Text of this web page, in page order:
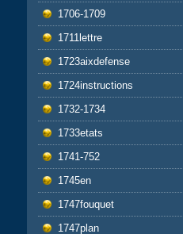
1706-1709
1711lettre
1723aixdefense
1724instructions
1732-1734
1733etats
1741-752
1745en
1747fouquet
1747plan